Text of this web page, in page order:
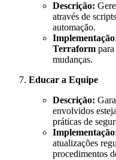
Descrição:
através de
automação.
Terraform
mudanças.
Educar a Equipe
Descrição:
envolvidos
práticas de
atualizações
procedimentos